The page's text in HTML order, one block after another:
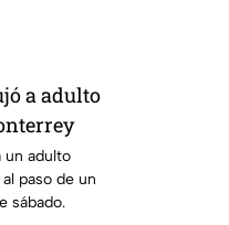
a adulto
un adulto
paso de un
sábado.